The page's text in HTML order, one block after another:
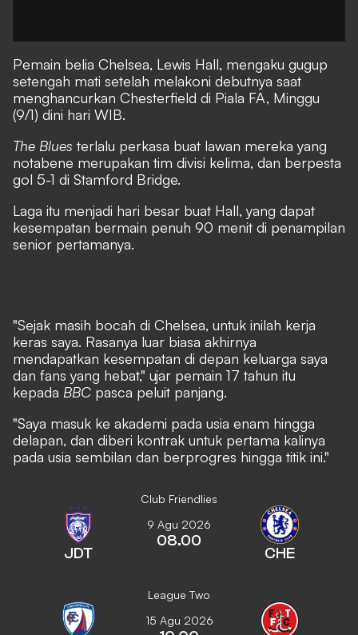
Pemain belia Chelsea, Lewis Hall, mengaku gugup
setengah mati setelah melakoni debutnya saat
menghancurkan Chesterfield di Piala FA, Minggu
(9/1) dini hari WIB.
The Blues terlalu perkasa buat lawan mereka yang
notabene merupakan tim divisi kelima, dan berpesta
gol 5-1 di Stamford Bridge.
Laga itu menjadi hari besar buat Hall, yang dapat
kesempatan bermain penuh 90 menit di penampilan
senior pertamanya.
"Sejak masih bocah di Chelsea, untuk inilah kerja
keras saya. Rasanya luar biasa akhirnya
mendapatkan kesempatan di depan keluarga saya
dan fans yang hebat," ujar pemain 17 tahun itu
kepada BBC pasca peluit panjang.
"Saya masuk ke akademi pada usia enam hingga
delapan, dan diberi kontrak untuk pertama kalinya
pada usia sembilan dan berprogres hingga titik ini."
Club Friendlies
JDT
9 Agu 2026
08.00
CHE
League Two
15 Agu 2026